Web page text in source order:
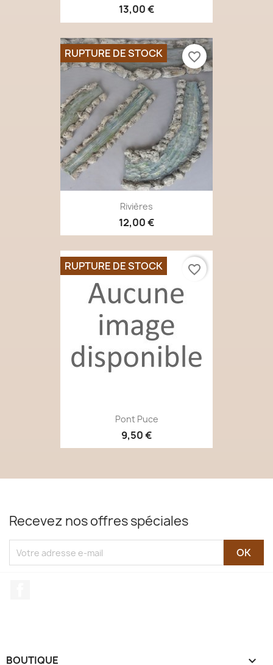
13,00 €
Rivières
12,00 €
RUPTURE DE STOCK favorite_border
Pont Puce
9,50 €
RUPTURE DE STOCK favorite_border
Recevez nos offres spéciales
BOUTIQUE 